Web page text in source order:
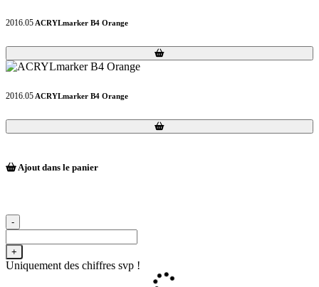
2016.05 ACRYLmarker B4 Orange
Loading...
Loading...
2016.05 ACRYLmarker B4 Orange
Loading...
Loading...
Ajout dans le panier
-
+
Uniquement des chiffres svp !